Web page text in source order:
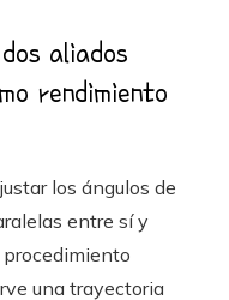
aliados
rendimiento
los ángulos de
entre sí y
procedimiento
una trayectoria